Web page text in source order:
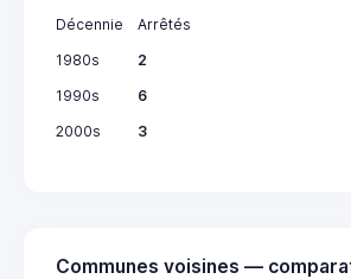
Décennie
Arrêtés
1980s
2
1990s
6
2000s
3
Communes voisines —